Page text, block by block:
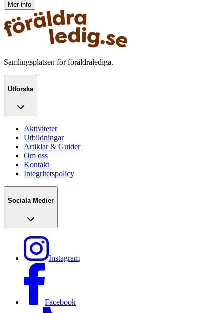
Mer info
Samlingsplatsen för föräldralediga.
Utforska
Aktiviteter
Utbildningar
Artiklar & Guider
Om oss
Kontakt
Integritetspolicy
Sociala Medier
Instagram
Facebook